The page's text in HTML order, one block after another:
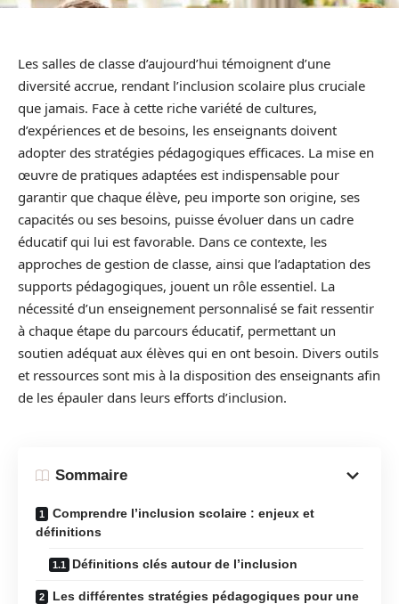
Les salles de classe d’aujourd’hui témoignent d’une
diversité accrue, rendant l’inclusion scolaire plus cruciale
que jamais. Face à cette riche variété de cultures,
d’expériences et de besoins, les enseignants doivent
adopter des stratégies pédagogiques efficaces. La mise en
œuvre de pratiques adaptées est indispensable pour
garantir que chaque élève, peu importe son origine, ses
capacités ou ses besoins, puisse évoluer dans un cadre
éducatif qui lui est favorable. Dans ce contexte, les
approches de gestion de classe, ainsi que l’adaptation des
supports pédagogiques, jouent un rôle essentiel. La
nécessité d’un enseignement personnalisé se fait ressentir
à chaque étape du parcours éducatif, permettant un
soutien adéquat aux élèves qui en ont besoin. Divers outils
et ressources sont mis à la disposition des enseignants afin
de les épauler dans leurs efforts d’inclusion.
Sommaire
Comprendre l’inclusion scolaire : enjeux et
définitions
Définitions clés autour de l’inclusion
Les différentes stratégies pédagogiques pour une